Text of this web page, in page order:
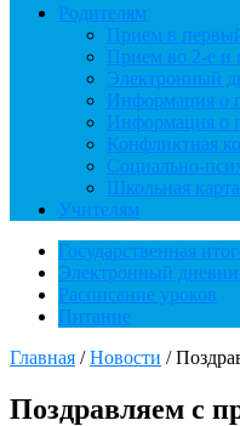
Родителям
Прием в
Прием во 2-е и
Электронный
Информация о
Информация о
Конфликтная
Социально-
Школьная карта
Учителям
Государственная
Электронный
Расписание уроков
Питание
Главная /Новости /
Поздравляем с